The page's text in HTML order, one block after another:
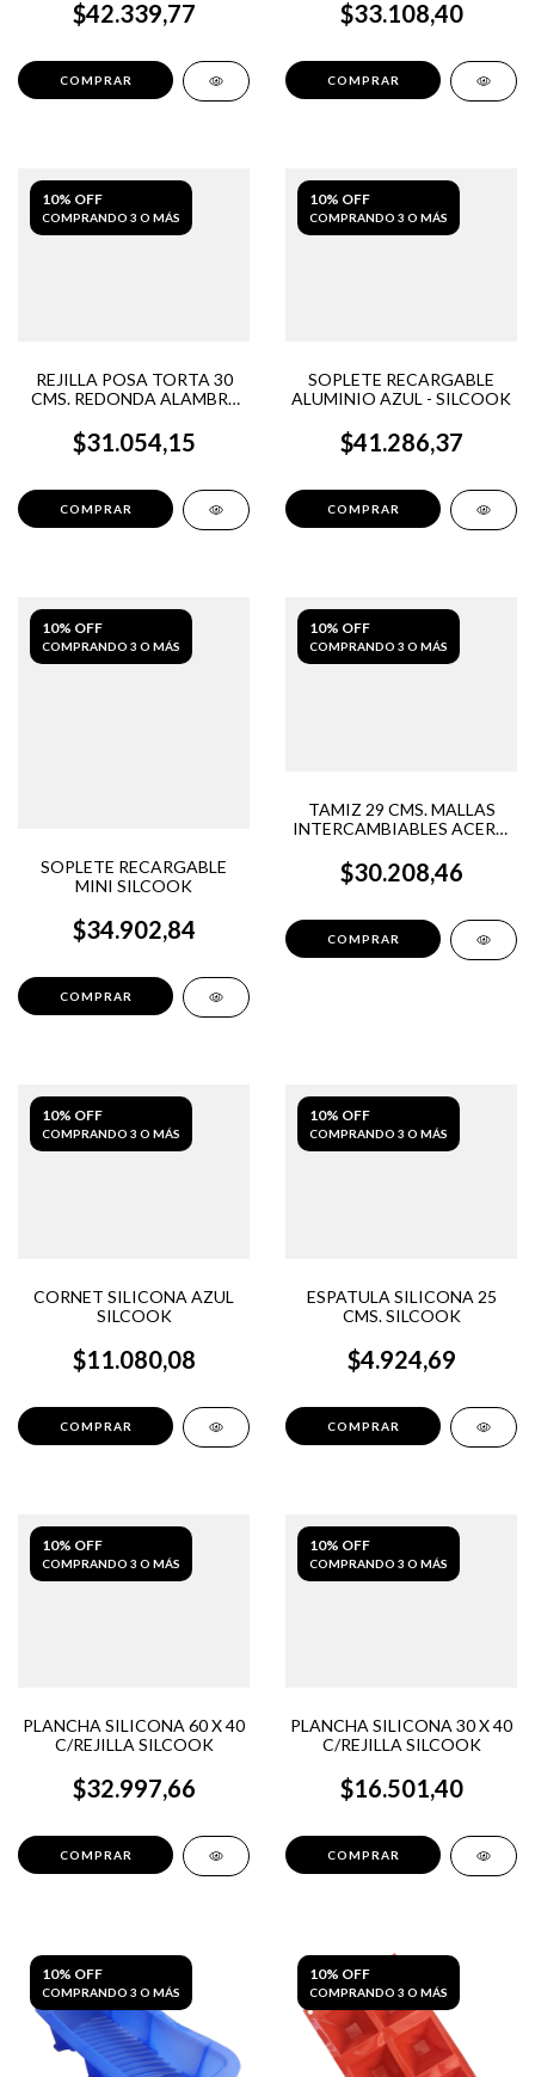
$42.339,77 $33.108,40
10% OFF
COMPRANDO 3 O MÁS
REJILLA POSA TORTA 30
CMS. REDONDA ALAMBRE
$31.054,15
10% OFF
COMPRANDO 3 O MÁS
SOPLETE RECARGABLE
ALUMINIO AZUL - SILCOOK
$41.286,37
10% OFF
COMPRANDO 3 O MÁS
SOPLETE RECARGABLE
MINI SILCOOK
$34.902,84
10% OFF
COMPRANDO 3 O MÁS
TAMIZ 29 CMS. MALLAS
INTERCAMBIABLES ACERO
$30.208,46
10% OFF
COMPRANDO 3 O MÁS
CORNET SILICONA AZUL
SILCOOK
$11.080,08
10% OFF
COMPRANDO 3 O MÁS
ESPATULA SILICONA 25
CMS. SILCOOK
$4.924,69
10% OFF
COMPRANDO 3 O MÁS
PLANCHA SILICONA 60 X 40
C/REJILLA SILCOOK
$32.997,66
10% OFF
COMPRANDO 3 O MÁS
PLANCHA SILICONA 30 X 40
C/REJILLA SILCOOK
$16.501,40
10% OFF
COMPRANDO 3 O MÁS
10% OFF
COMPRANDO 3 O MÁS